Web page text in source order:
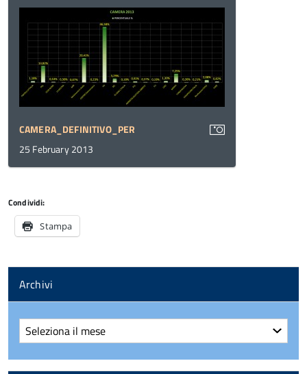
CAMERA_DEFINITIVO_PER
25 February 2013
Condividi:
Stampa
Archivi
Archivi